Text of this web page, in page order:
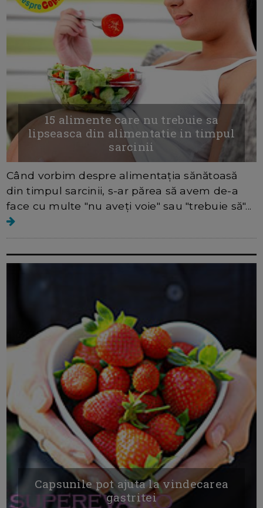
15 alimente care nu trebuie sa
lipseasca din alimentatie in timpul
sarcinii
Când vorbim despre alimentația sănătoasă
din timpul sarcinii, s-ar părea să avem de-a
face cu multe "nu aveți voie" sau "trebuie să"...
Capsunile pot ajuta la vindecarea
gastritei